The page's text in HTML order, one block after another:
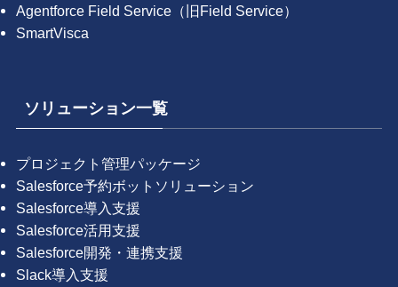
Agentforce Field Service（旧Field Service）
SmartVisca
ソリューション一覧
プロジェクト管理パッケージ
Salesforce予約ボットソリューション
Salesforce導入支援
Salesforce活用支援
Salesforce開発・連携支援
Slack導入支援